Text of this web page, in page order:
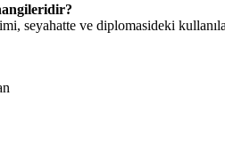
seyahatte ve diplomasideki